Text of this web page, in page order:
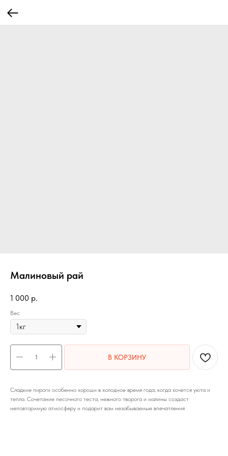
Малиновый рай
1 000 р.
Вес
В КОРЗИНУ
Сладкие пироги особенно хороши в холодное время года, когда хочется уюта и
тепла. Сочетание песочного теста, нежного творога и малины создаст
неповторимую атмосферу и подарит вам незабываемые впечатления